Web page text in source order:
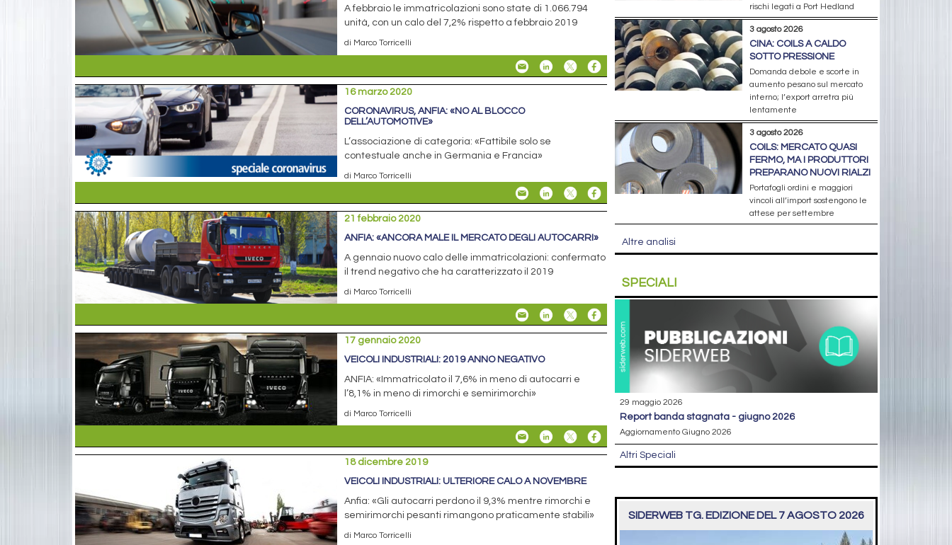
A febbraio le immatricolazioni sono state di 1.066.794
unità, con un calo del 7,2% rispetto a febbraio 2019
di Marco Torricelli
16 marzo 2020
CORONAVIRUS, ANFIA: «NO AL BLOCCO
DELL’AUTOMOTIVE»
L’associazione di categoria: «Fattibile solo se
contestuale anche in Germania e Francia»
di Marco Torricelli
21 febbraio 2020
ANFIA: «ANCORA MALE IL MERCATO DEGLI AUTOCARRI»
A gennaio nuovo calo delle immatricolazioni: confermato
il trend negativo che ha caratterizzato il 2019
di Marco Torricelli
17 gennaio 2020
VEICOLI INDUSTRIALI: 2019 ANNO NEGATIVO
ANFIA: «Immatricolato il 7,6% in meno di autocarri e
l’8,1% in meno di rimorchi e semirimorchi»
di Marco Torricelli
18 dicembre 2019
VEICOLI INDUSTRIALI: ULTERIORE CALO A NOVEMBRE
Anfia: «Gli autocarri perdono il 9,3% mentre rimorchi e
semirimorchi pesanti rimangono praticamente stabili»
di Marco Torricelli
rischi legati a Port Hedland
3 agosto 2026
CINA: COILS A CALDO
SOTTO PRESSIONE
Domanda debole e scorte in
aumento pesano sul mercato
interno; l’export arretra più
lentamente
3 agosto 2026
COILS: MERCATO QUASI
FERMO, MA I PRODUTTORI
PREPARANO NUOVI RIALZI
Portafogli ordini e maggiori
vincoli all’import sostengono le
attese per settembre
Altre analisi
SPECIALI
29 maggio 2026
report banda stagnata - giugno 2026
Aggiornamento Giugno 2026
Altri Speciali
SIDERWEB TG. EDIZIONE DEL 7 AGOSTO 2026